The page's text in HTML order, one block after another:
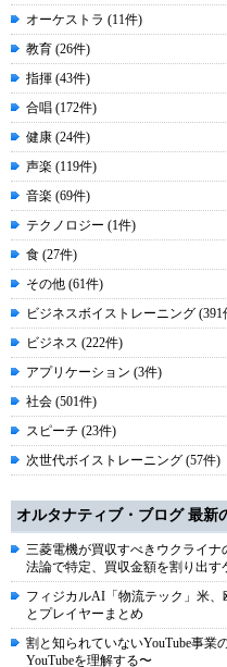
オーケストラ (11件)
教育 (26件)
指揮 (43件)
合唱 (172件)
健康 (24件)
声楽 (119件)
音楽 (69件)
テクノロジー (1件)
食 (27件)
その他 (61件)
ビジネスボイストレーニング (391
ビジネス (222件)
アプリケーション (3件)
社会 (501件)
スピーチ (23件)
次世代ボイストレーニング (57件)
オルタナティブ・ブログ 最新
三菱電機が買収すべきウクライ
法論で特定、買収金額を割り出す
フィジカルAI「物流テック」米
とプレイヤーまとめ
割と知られていないYouTube事
YouTubeを理解する〜